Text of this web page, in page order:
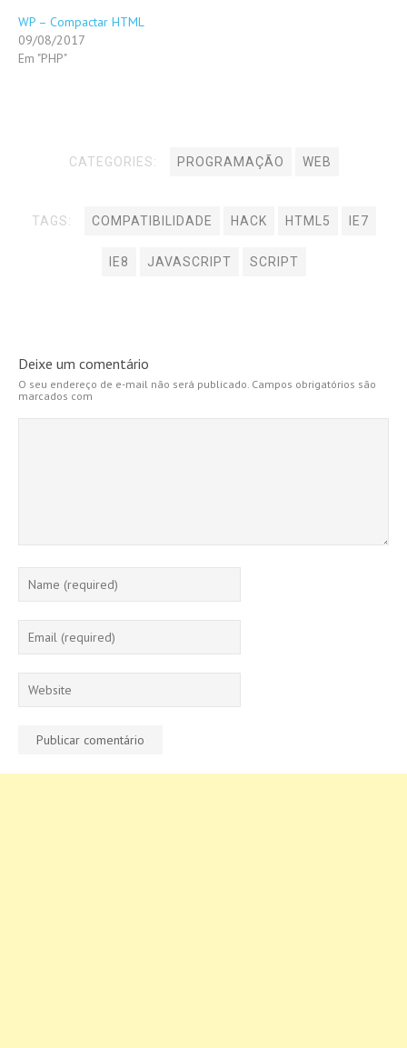
WP – Compactar HTML
09/08/2017
Em "PHP"
CATEGORIES: PROGRAMAÇÃO WEB
TAGS: COMPATIBILIDADE HACK HTML5 IE7
IE8 JAVASCRIPT SCRIPT
Deixe um comentário
O seu endereço de e-mail não será publicado. Campos obrigatórios são
marcados com